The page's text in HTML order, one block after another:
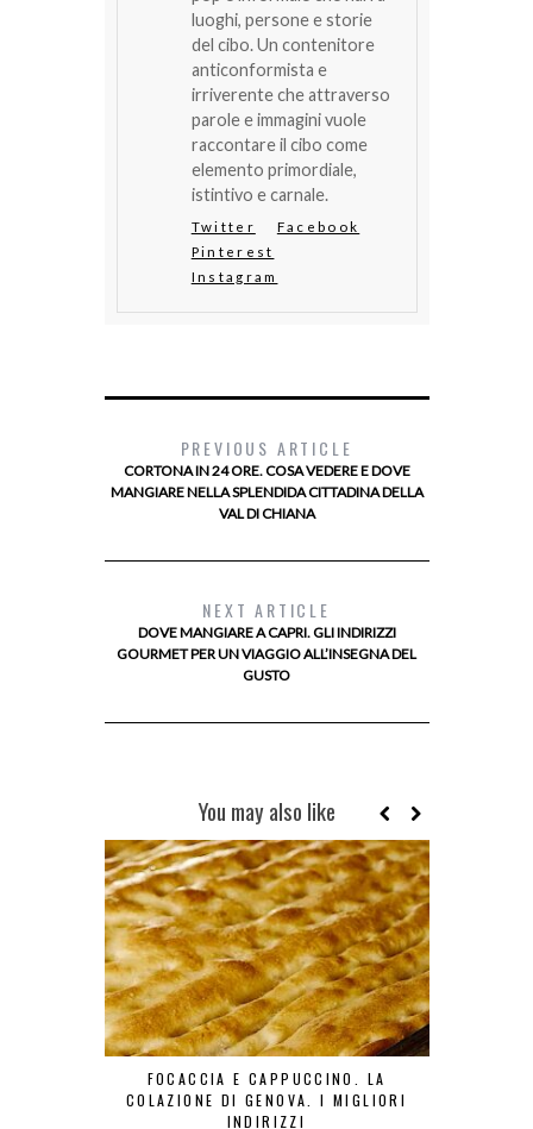
luoghi, persone e storie
del cibo. Un contenitore
anticonformista e
irriverente che attraverso
parole e immagini vuole
raccontare il cibo come
elemento primordiale,
istintivo e carnale.
Twitter
Facebook
Pinterest
Instagram
PREVIOUS ARTICLE
CORTONA IN 24 ORE. COSA VEDERE E DOVE
MANGIARE NELLA SPLENDIDA CITTADINA DELLA
VAL DI CHIANA
NEXT ARTICLE
DOVE MANGIARE A CAPRI. GLI INDIRIZZI
GOURMET PER UN VIAGGIO ALL’INSEGNA DEL
GUSTO
You may also like
FOCACCIA E CAPPUCCINO. LA
COLAZIONE DI GENOVA. I MIGLIORI
INDIRIZZI